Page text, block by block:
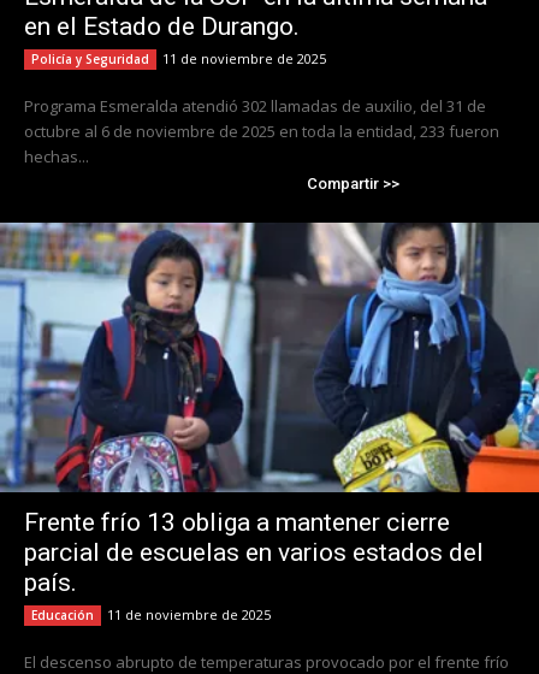
en el Estado de Durango.
Policía y Seguridad 11 de noviembre de 2025
Programa Esmeralda atendió 302 llamadas de auxilio, del 31 de
octubre al 6 de noviembre de 2025 en toda la entidad, 233 fueron
hechas...
Compartir >>
Frente frío 13 obliga a mantener cierre
parcial de escuelas en varios estados del
país.
Educación 11 de noviembre de 2025
El descenso abrupto de temperaturas provocado por el frente frío